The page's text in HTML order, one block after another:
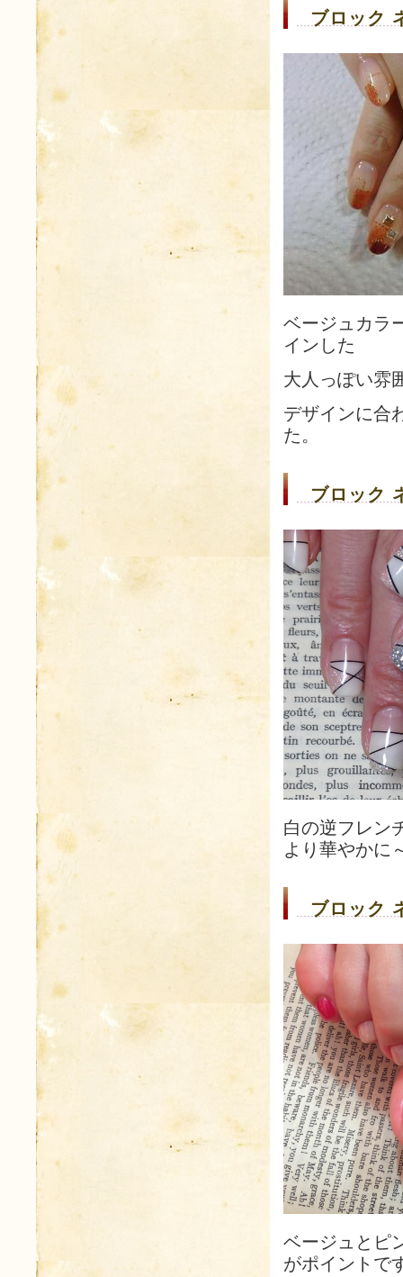
ブロック
ベージュカラ
インした
大人っぽい雰
デザインに合
た。
ブロック
白の逆フレン
より華やかに
ブロック
ベージュとピ
がポイントで